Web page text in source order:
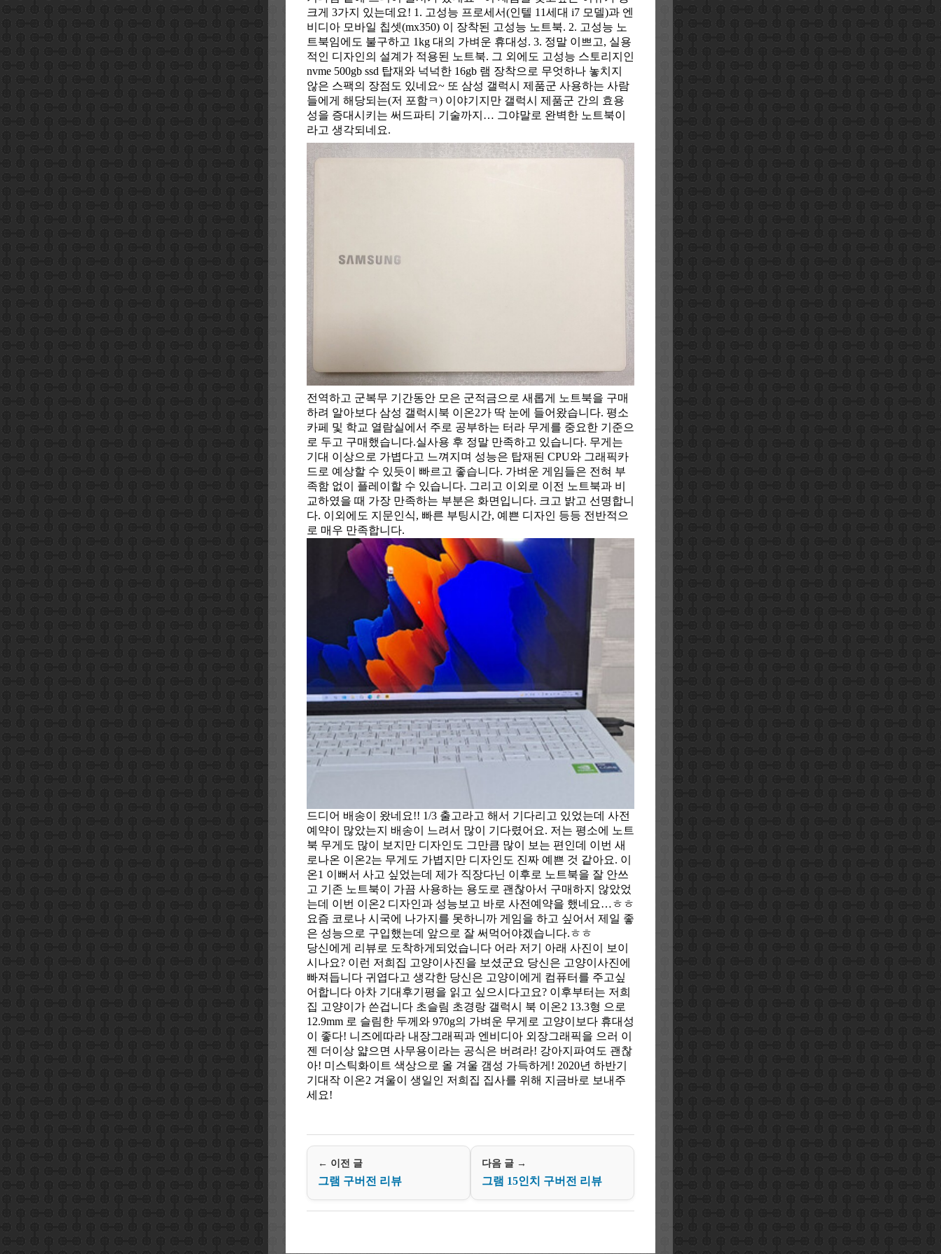
크게 3가지 있는데요! 1. 고성능 프로세서(인텔 11세대 i7 모델)과 엔
비디아 모바일 칩셋(mx350) 이 장착된 고성능 노트북. 2. 고성능 노
트북임에도 불구하고 1kg 대의 가벼운 휴대성. 3. 정말 이쁘고, 실용
적인 디자인의 설계가 적용된 노트북. 그 외에도 고성능 스토리지인
nvme 500gb ssd 탑재와 넉넉한 16gb 램 장착으로 무엇하나 놓치지
않은 스팩의 장점도 있네요~ 또 삼성 갤럭시 제품군 사용하는 사람
들에게 해당되는(저 포함ㅋ) 이야기지만 갤럭시 제품군 간의 효용
성을 증대시키는 써드파티 기술까지… 그야말로 완벽한 노트북이
라고 생각되네요.
전역하고 군복무 기간동안 모은 군적금으로 새롭게 노트북을 구매
하려 알아보다 삼성 갤럭시북 이온2가 딱 눈에 들어왔습니다. 평소
카페 및 학교 열람실에서 주로 공부하는 터라 무게를 중요한 기준으
로 두고 구매했습니다.실사용 후 정말 만족하고 있습니다. 무게는
기대 이상으로 가볍다고 느껴지며 성능은 탑재된 CPU와 그래픽카
드로 예상할 수 있듯이 빠르고 좋습니다. 가벼운 게임들은 전혀 부
족함 없이 플레이할 수 있습니다. 그리고 이외로 이전 노트북과 비
교하였을 때 가장 만족하는 부분은 화면입니다. 크고 밝고 선명합니
다. 이외에도 지문인식, 빠른 부팅시간, 예쁜 디자인 등등 전반적으
로 매우 만족합니다.
드디어 배송이 왔네요!! 1/3 출고라고 해서 기다리고 있었는데 사전
예약이 많았는지 배송이 느려서 많이 기다렸어요. 저는 평소에 노트
북 무게도 많이 보지만 디자인도 그만큼 많이 보는 편인데 이번 새
로나온 이온2는 무게도 가볍지만 디자인도 진짜 예쁜 것 같아요. 이
온1 이뻐서 사고 싶었는데 제가 직장다닌 이후로 노트북을 잘 안쓰
고 기존 노트북이 가끔 사용하는 용도로 괜찮아서 구매하지 않았었
는데 이번 이온2 디자인과 성능보고 바로 사전예약을 했네요…ㅎㅎ
요즘 코로나 시국에 나가지를 못하니까 게임을 하고 싶어서 제일 좋
은 성능으로 구입했는데 앞으로 잘 써먹어야겠습니다.ㅎㅎ
당신에게 리뷰로 도착하게되었습니다 어라 저기 아래 사진이 보이
시나요? 이런 저희집 고양이사진을 보셨군요 당신은 고양이사진에
빠져듭니다 귀엽다고 생각한 당신은 고양이에게 컴퓨터를 주고싶
어합니다 아차 기대후기평을 읽고 싶으시다고요? 이후부터는 저희
집 고양이가 쓴겁니다 초슬림 초경랑 갤럭시 북 이온2 13.3형 으로
12.9mm 로 슬림한 두께와 970g의 가벼운 무게로 고양이보다 휴대성
이 좋다! 니즈에따라 내장그래픽과 엔비디아 외장그래픽을 으러 이
젠 더이상 얇으면 사무용이라는 공식은 버려라! 강아지파여도 괜찮
아! 미스틱화이트 색상으로 올 겨울 갬성 가득하게! 2020년 하반기
기대작 이온2 겨울이 생일인 저희집 집사를 위해 지금바로 보내주
세요!
← 이전 글
그램 구버전 리뷰
다음 글 →
그램 15인치 구버전 리뷰